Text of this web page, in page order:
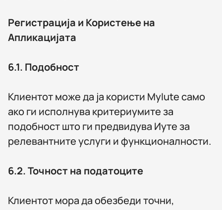
Регистрација и Користење на
Апликацијата
6.1. Подобност
Клиентот може да ја користи MyIute само
ако ги исполнува критериумите за
подобност што ги предвидува Иуте за
релевантните услуги и функционалности.
6.2.Точност на податоците
Клиентот мора да обезбеди точни,